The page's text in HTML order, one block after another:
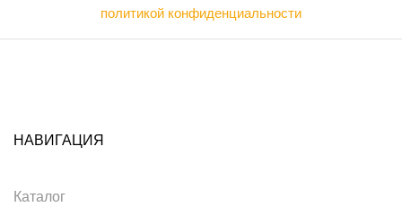
политикой конфиденциальности
НАВИГАЦИЯ
Каталог